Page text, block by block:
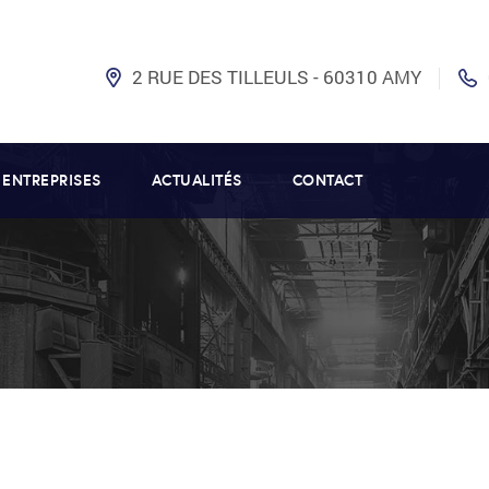
2 RUE DES TILLEULS - 60310 AMY
ACTUALITÉS CONTACT